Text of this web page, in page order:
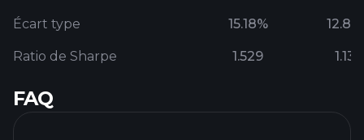
Écart type 15.18%
Ratio de Sharpe 1.529 1.136
FAQ